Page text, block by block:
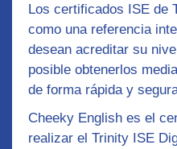
Los certificados ISE de
como una referencia
desean acreditar su
posible obtenerlos
de forma rápida y
Cheeky English es el
realizar el Trinity ISE